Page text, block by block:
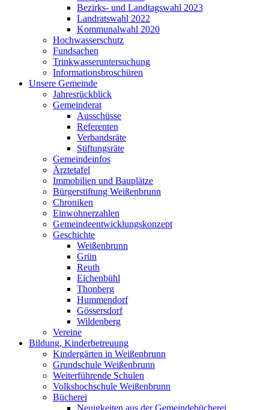
Bezirks- und Landtagswahl 2023
Landratswahl 2022
Kommunalwahl 2020
Hochwasserschutz
Fundsachen
Trinkwasseruntersuchung
Informationsbroschüren
Unsere Gemeinde
Jahresrückblick
Gemeinderat
Ausschüsse
Referenten
Verbandsräte
Stiftungsräte
Gemeindeinfos
Ärztetafel
Immobilien und Bauplätze
Bürgerstiftung Weißenbrunn
Chroniken
Einwohnerzahlen
Gemeindeentwicklungskonzept
Geschichte
Weißenbrunn
Grün
Reuth
Eichenbühl
Thonberg
Hummendorf
Gössersdorf
Wildenberg
Vereine
Bildung, Kinderbetreuung
Kindergärten in Weißenbrunn
Grundschule Weißenbrunn
Weiterführende Schulen
Volkshochschule Weißenbrunn
Bücherei
Neuigkeiten aus der Gemeindebücherei